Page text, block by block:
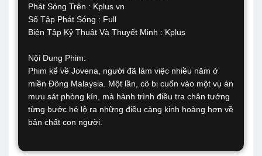
Phát Sóng Trên : Kplus.vn
Số Tập Phát Sóng : Full
Biên Tập Kỷ Thuật Và Thuyết Minh : Kplus
Nội Dung Phim:
Phim kể về Jovena, người đã làm việc nhiều năm ở
miền Đông Malaysia. Một lần, cô bị cuốn vào một vụ án
mưu sát phòng kín, mà hành trình điều tra chân tướng
từng bước hé lộ ra những điều càng kinh hoàng hơn về
bản chất con người.